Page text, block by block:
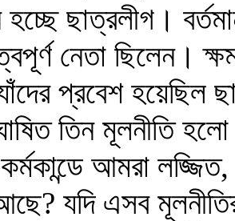
ছাত্রলীগ।
নেতা ছিলেন।
প্রবেশ হয়েছিল
তিন মূলনীতি
আমরা
যদি এসব